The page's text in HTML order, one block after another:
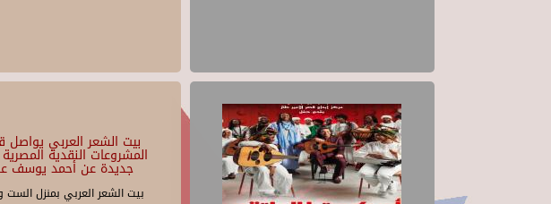
بيت الشعر العربي يواصل
المشروعات النقدية
جديدة عن أحمد يوسف
بيت الشعر العربي بمنزل الست